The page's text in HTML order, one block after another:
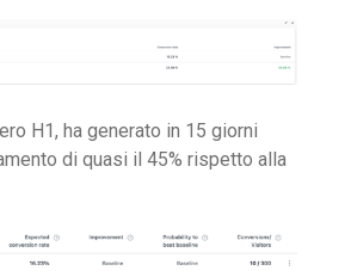
H1, ha generato in 15 giorni
di quasi il 45% rispetto alla